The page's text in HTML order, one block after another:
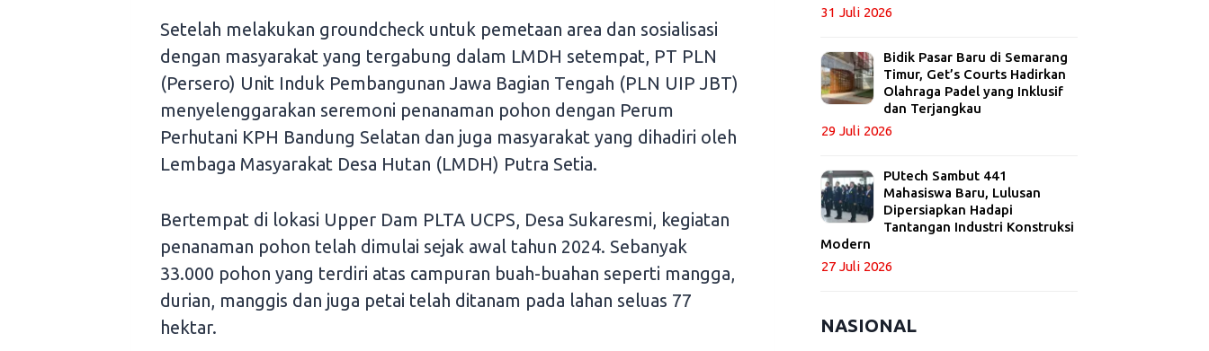
Setelah melakukan groundcheck untuk pemetaan area dan sosialisasi
dengan masyarakat yang tergabung dalam LMDH setempat, PT PLN
(Persero) Unit Induk Pembangunan Jawa Bagian Tengah (PLN UIP JBT)
menyelenggarakan seremoni penanaman pohon dengan Perum
Perhutani KPH Bandung Selatan dan juga masyarakat yang dihadiri oleh
Lembaga Masyarakat Desa Hutan (LMDH) Putra Setia.
Bertempat di lokasi Upper Dam PLTA UCPS, Desa Sukaresmi, kegiatan
penanaman pohon telah dimulai sejak awal tahun 2024. Sebanyak
33.000 pohon yang terdiri atas campuran buah-buahan seperti mangga,
durian, manggis dan juga petai telah ditanam pada lahan seluas 77
hektar.
31 Juli 2026
Bidik Pasar Baru di Semarang
Timur, Get’s Courts Hadirkan
Olahraga Padel yang Inklusif
dan Terjangkau
29 Juli 2026
PUtech Sambut 441
Mahasiswa Baru, Lulusan
Dipersiapkan Hadapi
Tantangan Industri Konstruksi
Modern
27 Juli 2026
NASIONAL